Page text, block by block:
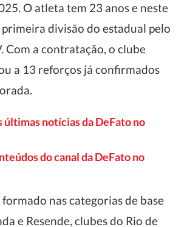
O atleta tem 23 anos e neste
divisão do estadual pelo
Com a contratação, o clube
a 13 reforços já confirmados
últimas notícias da DeFato no
do canal da DeFato no
nas categorias de base
e Resende, clubes do Rio de